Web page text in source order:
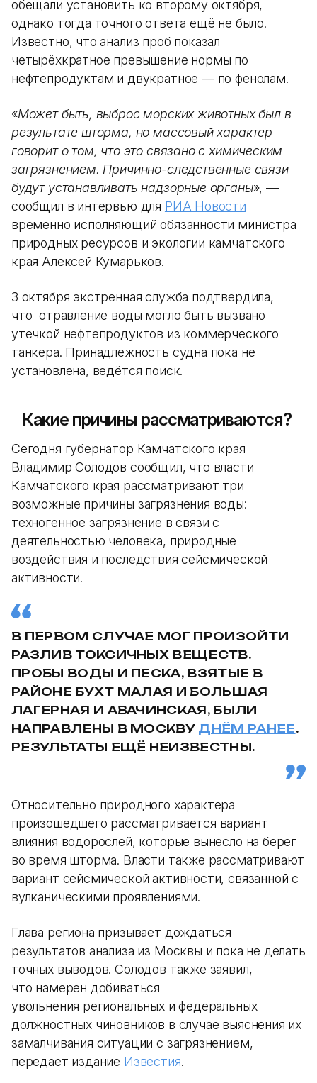
обещали установить ко второму октября,
однако тогда точного ответа ещё не было.
Известно, что анализ проб показал
четырёхкратное превышение нормы по
нефтепродуктам и двукратное — по фенолам.
«Может быть, выброс морских животных был в
результате шторма, но массовый характер
говорит о том, что это связано с химическим
загрязнением. Причинно-следственные связи
будут устанавливать надзорные органы», —
сообщил в интервью для РИА Новости
временно исполняющий обязанности министра
природных ресурсов и экологии камчатского
края Алексей Кумарьков.
3 октября экстренная служба подтвердила,
что отравление воды могло быть вызвано
утечкой нефтепродуктов из коммерческого
танкера. Принадлежность судна пока не
установлена, ведётся поиск.
Какие причины рассматриваются?
Сегодня губернатор Камчатского края
Владимир Солодов сообщил, что власти
Камчатского края рассматривают три
возможные причины загрязнения воды:
техногенное загрязнение в связи с
деятельностью человека, природные
воздействия и последствия сейсмической
активности.
В ПЕРВОМ СЛУЧАЕ МОГ ПРОИЗОЙТИ
РАЗЛИВ ТОКСИЧНЫХ ВЕЩЕСТВ.
ПРОБЫ ВОДЫ И ПЕСКА, ВЗЯТЫЕ В
РАЙОНЕ БУХТ МАЛАЯ И БОЛЬШАЯ
ЛАГЕРНАЯ И АВАЧИНСКАЯ, БЫЛИ
НАПРАВЛЕНЫ В МОСКВУ ДНЁМ РАНЕЕ.
РЕЗУЛЬТАТЫ ЕЩЁ НЕИЗВЕСТНЫ.
Относительно природного характера
произошедшего рассматривается вариант
влияния водорослей, которые вынесло на берег
во время шторма. Власти также рассматривают
вариант сейсмической активности, связанной с
вулканическими проявлениями.
Глава региона призывает дождаться
результатов анализа из Москвы и пока не делать
точных выводов. Солодов также заявил,
что намерен добиваться
увольнения региональных и федеральных
должностных чиновников в случае выяснения их
замалчивания ситуации с загрязнением,
передаёт издание Известия.